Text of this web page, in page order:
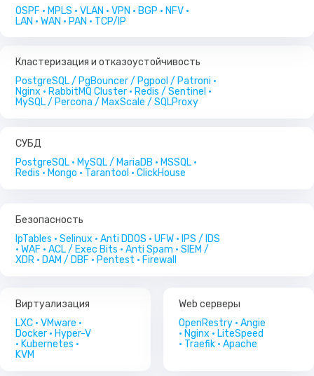
OSPF • MPLS • VLAN • VPN • BGP • NFV •
LAN • WAN • PAN • TCP/IP
PostgreSQL • MySQL / MariaDB • MSSQL •
Redis • Mongo • Tarantool • ClickHouse
PostgreSQL / PgBouncer / Pgpool / Patroni •
Nginx • RabbitMQ Cluster • Redis / Sentinel •
MySQL / Percona / MaxScale / SQLProxy
Кластеризация и отказоустойчивость
СУБД
LXC • VMware •
Docker • Hyper-V
• Kubernetes •
KVM
OpenRestry • Angie
• Nginx • LiteSpeed
• Traefik • Apache
IpTables • Selinux • Anti DDOS • UFW • IPS / IDS
• WAF • ACL / Exec Bits • Anti Spam • SIEM /
XDR • DAM / DBF • Pentest • Firewall
Безопасность
Виртуализация
Hyper-V
Web серверы